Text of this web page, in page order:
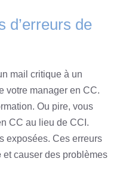
d’erreurs de
mail critique à un
votre manager en CC.
Ou pire, vous
CC au lieu de CCI.
exposées. Ces erreurs
et causer des problèmes